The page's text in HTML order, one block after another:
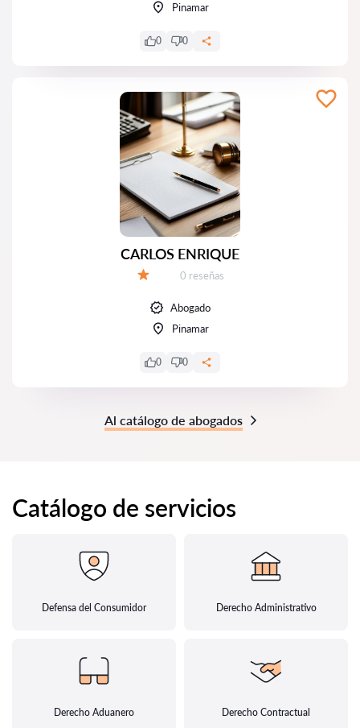
Pinamar
0 0
CARLOS ENRIQUE
Número de reseñas:
0 reseñas
Abogado
Pinamar
0 0
Al catálogo de abogados
Catálogo de servicios
Defensa del Consumidor Derecho Administrativo
Derecho Aduanero Derecho Contractual